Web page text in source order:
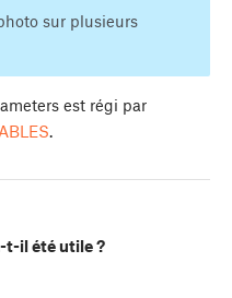
sur plusieurs
est régi par
.
t-il été utile ?